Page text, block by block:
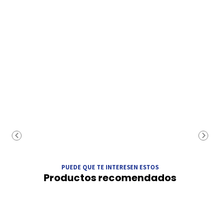
PUEDE QUE TE INTERESEN ESTOS
Productos recomendados